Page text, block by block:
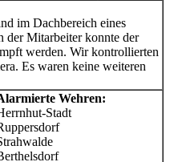
im Dachbereich eines
der Mitarbeiter konnte der
werden. Wir kontrollierten
Es waren keine weiteren
Wehren:
Stadt